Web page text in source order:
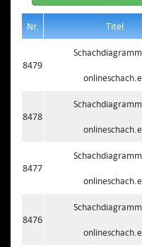
Nr. Titel
8479
8478
8477
8476